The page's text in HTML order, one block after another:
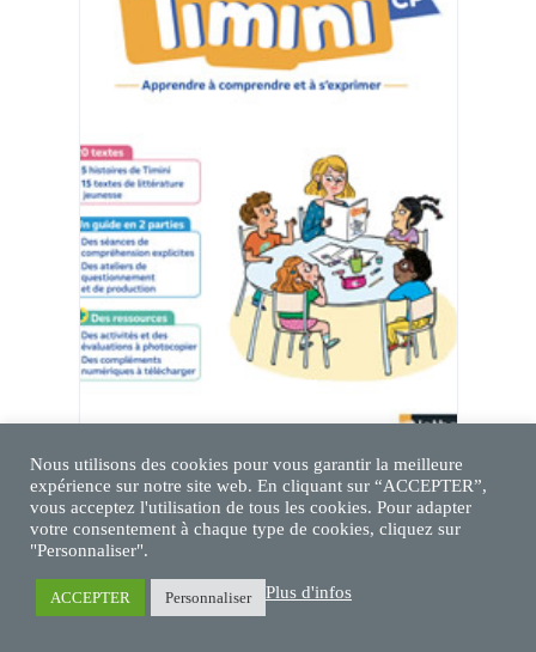
Nous utilisons des cookies pour vous garantir la meilleure
expérience sur notre site web. En cliquant sur “ACCEPTER”,
vous acceptez l'utilisation de tous les cookies. Pour adapter
votre consentement à chaque type de cookies, cliquez sur
"Personnaliser".
ACCEPTER Personnaliser Plus d'infos